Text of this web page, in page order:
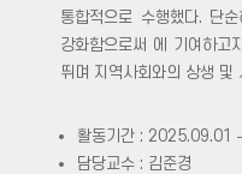
통합적으로 수행했다. 단
강화함으로써 에 기여하고
뛰며 지역사회와의 상생 및
활동기간 : 2025.09.01
담당교수 : 김준경